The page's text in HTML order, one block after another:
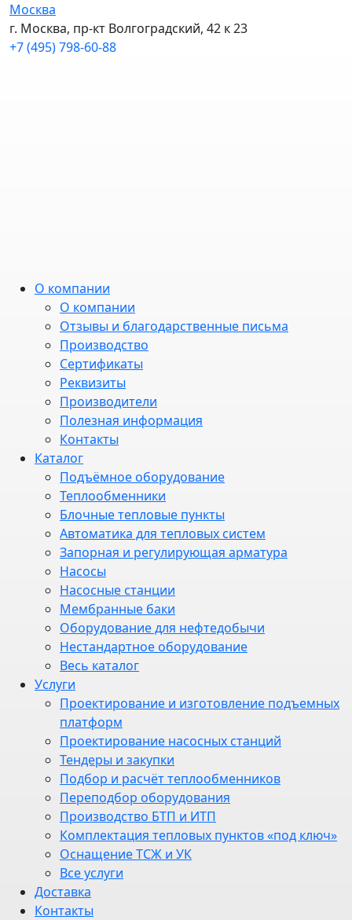
Москва
г. Москва, пр-кт Волгоградский, 42 к 23
+7 (495) 798-60-88
О компании
О компании
Отзывы и благодарственные письма
Производство
Сертификаты
Реквизиты
Производители
Полезная информация
Контакты
Каталог
Подъёмное оборудование
Теплообменники
Блочные тепловые пункты
Автоматика для тепловых систем
Запорная и регулирующая арматура
Насосы
Насосные станции
Мембранные баки
Оборудование для нефтедобычи
Нестандартное оборудование
Весь каталог
Услуги
Проектирование и изготовление подъемных
платформ
Проектирование насосных станций
Тендеры и закупки
Подбор и расчёт теплообменников
Переподбор оборудования
Производство БТП и ИТП
Комплектация тепловых пунктов «под ключ»
Оснащение ТСЖ и УК
Все услуги
Доставка
Контакты